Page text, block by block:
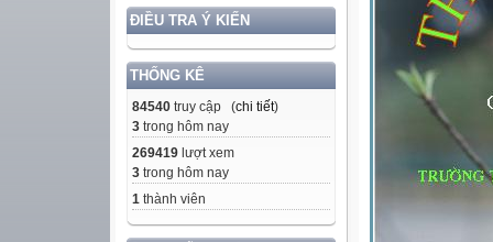
ĐIỀU TRA Ý KIẾN
THỐNG KÊ
84540 truy cập (chi tiết)
3 trong hôm nay
269419 lượt xem
3 trong hôm nay
1 thành viên